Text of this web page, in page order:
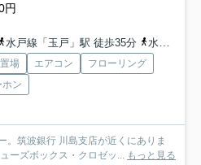
円
水戸線「玉戸」駅 徒歩35分 水戸線「東結城」駅 徒歩35分
場 エアコン
フローリング
ン
。筑波銀行 川島支店が近くにありま
ーズボックス・クロゼッ...
もっと見る